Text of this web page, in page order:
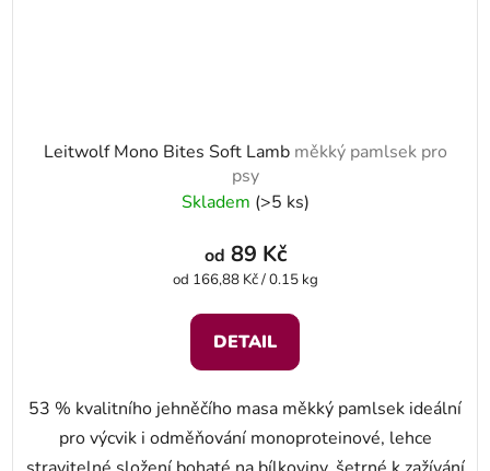
Leitwolf Mono Bites Soft Lamb měkký pamlsek pro
psy
Skladem (>5 ks)
od 89 Kč
Měrná cena:
od 166,88 Kč / 0.15 kg
DETAIL
53 % kvalitního jehněčího masa měkký pamlsek ideální
pro výcvik i odměňování monoproteinové, lehce